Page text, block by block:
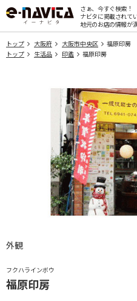
さぁ、今すぐ検索！
ナビタに掲載されて
地元のお店の情報が
トップ 大阪府 大阪市中央区
福原印房
トップ
生活品 印鑑 福原印房
フクハラインボウ
福原印房
外観